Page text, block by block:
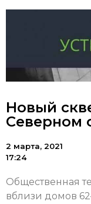
Новый
Северном
2 марта, 2021
17:24
Общественная
вблизи домов